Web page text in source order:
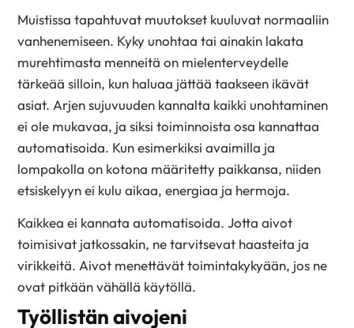
Muistissa tapahtuvat muutokset kuuluvat normaaliin
vanhenemiseen. Kyky unohtaa tai ainakin lakata
murehtimasta menneitä on mielenterveydelle
tärkeää silloin, kun haluaa jättää taakseen ikävät
asiat. Arjen sujuvuuden kannalta kaikki unohtaminen
ei ole mukavaa, ja siksi toiminnoista osa kannattaa
automatisoida. Kun esimerkiksi avaimilla ja
lompakolla on kotona määritetty paikkansa, niiden
etsiskelyyn ei kulu aikaa, energiaa ja hermoja.
Kaikkea ei kannata automatisoida. Jotta aivot
toimisivat jatkossakin, ne tarvitsevat haasteita ja
virikkeitä. Aivot menettävät toimintakykyään, jos ne
ovat pitkään vähällä käytöllä.
Työllistän aivojeni